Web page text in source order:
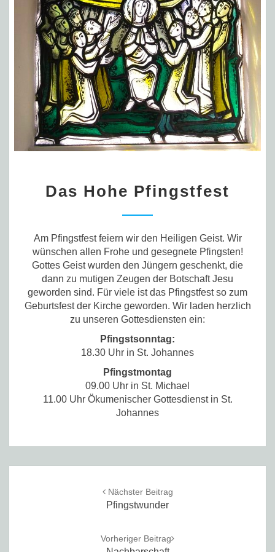
Hohe
Pfingstfest
Das Hohe Pfingstfest
Am Pfingstfest feiern wir den Heiligen Geist. Wir
wünschen allen Frohe und gesegnete Pfingsten!
Gottes Geist wurden den Jüngern geschenkt, die
dann zu mutigen Zeugen der Botschaft Jesu
geworden sind. Für viele ist das Pfingstfest so zum
Geburtsfest der Kirche geworden. Wir laden herzlich
zu unseren Gottesdiensten ein:
Pfingstsonntag:
18.30 Uhr in St. Johannes
Pfingstmontag
09.00 Uhr in St. Michael
11.00 Uhr Ökumenischer Gottesdienst in St.
Johannes
Nächster Beitrag
Pfingstwunder
Vorheriger Beitrag